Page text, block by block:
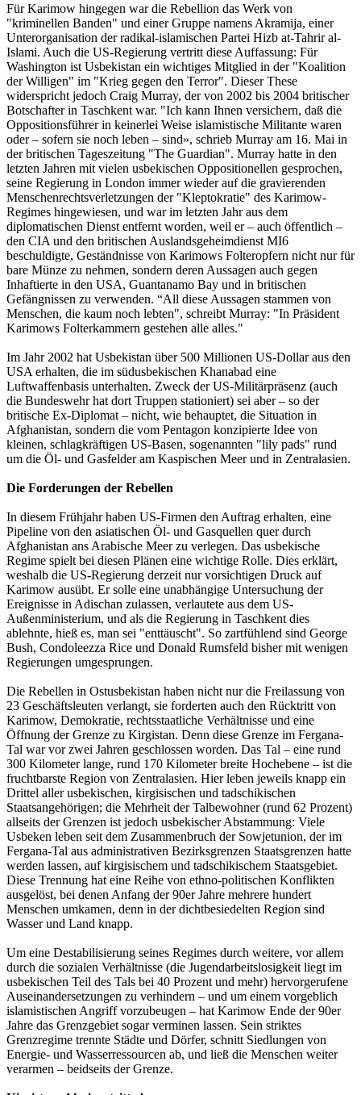
Für Karimow hingegen war die Rebellion das Werk von
"kriminellen Banden" und einer Gruppe namens Akramija, einer
Unterorganisation der radikal-islamischen Partei Hizb at-Tahrir al-
Islami. Auch die US-Regierung vertritt diese Auffassung: Für
Washington ist Usbekistan ein wichtiges Mitglied in der "Koalition
der Willigen" im "Krieg gegen den Terror". Dieser These
widerspricht jedoch Craig Murray, der von 2002 bis 2004 britischer
Botschafter in Taschkent war. "Ich kann Ihnen versichern, daß die
Oppositionsführer in keinerlei Weise islamistische Militante waren
oder – sofern sie noch leben – sind», schrieb Murray am 16. Mai in
der britischen Tageszeitung "The Guardian". Murray hatte in den
letzten Jahren mit vielen usbekischen Oppositionellen gesprochen,
seine Regierung in London immer wieder auf die gravierenden
Menschenrechtsverletzungen der "Kleptokratie" des Karimow-
Regimes hingewiesen, und war im letzten Jahr aus dem
diplomatischen Dienst entfernt worden, weil er – auch öffentlich –
den CIA und den britischen Auslandsgeheimdienst MI6
beschuldigte, Geständnisse von Karimows Folteropfern nicht nur für
bare Münze zu nehmen, sondern deren Aussagen auch gegen
Inhaftierte in den USA, Guantanamo Bay und in britischen
Gefängnissen zu verwenden. “All diese Aussagen stammen von
Menschen, die kaum noch lebten", schreibt Murray: "In Präsident
Karimows Folterkammern gestehen alle alles."
Im Jahr 2002 hat Usbekistan über 500 Millionen US-Dollar aus den
USA erhalten, die im südusbekischen Khanabad eine
Luftwaffenbasis unterhalten. Zweck der US-Militärpräsenz (auch
die Bundeswehr hat dort Truppen stationiert) sei aber – so der
britische Ex-Diplomat – nicht, wie behauptet, die Situation in
Afghanistan, sondern die vom Pentagon konzipierte Idee von
kleinen, schlagkräftigen US-Basen, sogenannten "lily pads" rund
um die Öl- und Gasfelder am Kaspischen Meer und in Zentralasien.
Die Forderungen der Rebellen
In diesem Frühjahr haben US-Firmen den Auftrag erhalten, eine
Pipeline von den asiatischen Öl- und Gasquellen quer durch
Afghanistan ans Arabische Meer zu verlegen. Das usbekische
Regime spielt bei diesen Plänen eine wichtige Rolle. Dies erklärt,
weshalb die US-Regierung derzeit nur vorsichtigen Druck auf
Karimow ausübt. Er solle eine unabhängige Untersuchung der
Ereignisse in Adischan zulassen, verlautete aus dem US-
Außenministerium, und als die Regierung in Taschkent dies
ablehnte, hieß es, man sei "enttäuscht". So zartfühlend sind George
Bush, Condoleezza Rice und Donald Rumsfeld bisher mit wenigen
Regierungen umgesprungen.
Die Rebellen in Ostusbekistan haben nicht nur die Freilassung von
23 Geschäftsleuten verlangt, sie forderten auch den Rücktritt von
Karimow, Demokratie, rechtsstaatliche Verhältnisse und eine
Öffnung der Grenze zu Kirgistan. Denn diese Grenze im Fergana-
Tal war vor zwei Jahren geschlossen worden. Das Tal – eine rund
300 Kilometer lange, rund 170 Kilometer breite Hochebene – ist die
fruchtbarste Region von Zentralasien. Hier leben jeweils knapp ein
Drittel aller usbekischen, kirgisischen und tadschikischen
Staatsangehörigen; die Mehrheit der Talbewohner (rund 62 Prozent)
allseits der Grenzen ist jedoch usbekischer Abstammung: Viele
Usbeken leben seit dem Zusammenbruch der Sowjetunion, der im
Fergana-Tal aus administrativen Bezirksgrenzen Staatsgrenzen hatte
werden lassen, auf kirgisischem und tadschikischem Staatsgebiet.
Diese Trennung hat eine Reihe von ethno-politischen Konflikten
ausgelöst, bei denen Anfang der 90er Jahre mehrere hundert
Menschen umkamen, denn in der dichtbesiedelten Region sind
Wasser und Land knapp.
Um eine Destabilisierung seines Regimes durch weitere, vor allem
durch die sozialen Verhältnisse (die Jugendarbeitslosigkeit liegt im
usbekischen Teil des Tals bei 40 Prozent und mehr) hervorgerufene
Auseinandersetzungen zu verhindern – und um einem vorgeblich
islamistischen Angriff vorzubeugen – hat Karimow Ende der 90er
Jahre das Grenzgebiet sogar verminen lassen. Sein striktes
Grenzregime trennte Städte und Dörfer, schnitt Siedlungen von
Energie- und Wasserressourcen ab, und ließ die Menschen weiter
verarmen – beidseits der Grenze.